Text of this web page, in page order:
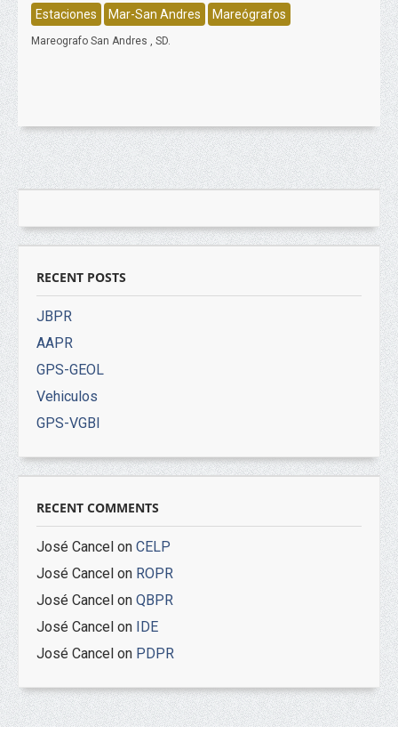
Estaciones
Mar-San Andres Mareógrafos
Mareografo San Andres , SD.
RECENT POSTS
JBPR
AAPR
GPS-GEOL
Vehiculos
GPS-VGBI
RECENT COMMENTS
José Cancel on CELP
José Cancel on ROPR
José Cancel on QBPR
José Cancel on IDE
José Cancel on PDPR